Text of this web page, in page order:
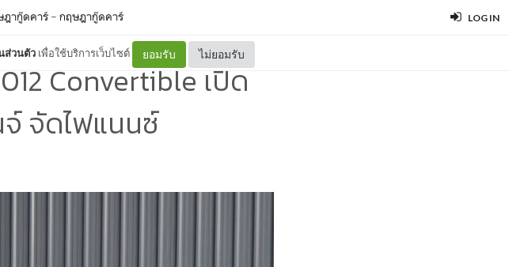
LOG IN
ส่วนตัว เพื่อใช้บริการเว็บไซต์ ยอมรับ ไม่ยอมรับ
ฎากู๊ดคาร์ – กฤษฎากู๊ดคาร์
Convertible เปิด
จ์ จัดไฟแนนซ์